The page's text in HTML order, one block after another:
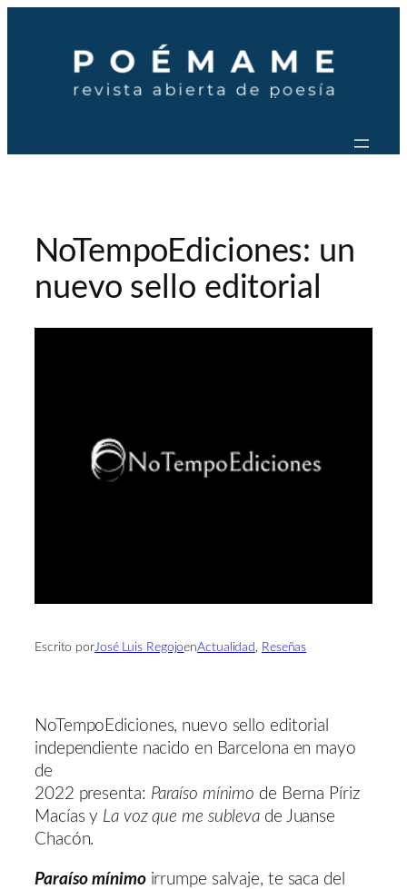
contenido
NoTempoEdiciones: un
nuevo sello editorial
Escrito porJosé Luis RegojoenActualidad , Reseñas
NoTempoEdiciones, nuevo sello editorial
independiente nacido en Barcelona en mayo
de
2022 presenta: Paraíso mínimo de Berna Píriz
Macías y La voz que me subleva de Juanse
Chacón.
Paraíso mínimoirrumpe salvaje, te saca del